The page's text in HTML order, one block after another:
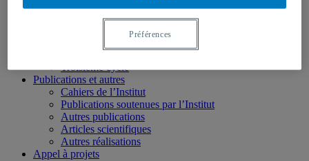
Étudier le patrimoine à l’UQAM
Troisième cycle
Publications et autres
Cahiers de l’Institut
Publications soutenues par l’Institut
Autres publications
Articles scientifiques
Autres réalisations
Appel à projets
Préférences